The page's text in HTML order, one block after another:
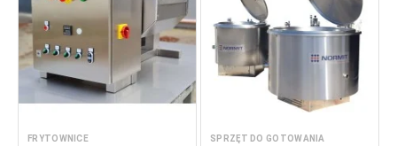
FRYTOWNICE
SPRZĘT DO GOTOWANIA